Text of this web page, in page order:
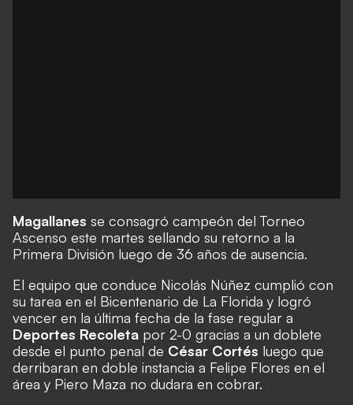
Magallanes se consagró campeón delTorneo
Ascenso este martes sellando su retorno a la
Primera División luego de 36 años de ausencia.
El equipo que conduce Nicolás Núñez cumplió con
su tarea en el Bicentenario de La Florida y logró
vencer en la última fecha de la fase regular a
Deportes Recoleta por 2-0 gracias a un doblete
desde el punto penal de César Cortés luego que
derribaran en doble instancia a Felipe Flores en el
área y Piero Maza no dudara en cobrar.